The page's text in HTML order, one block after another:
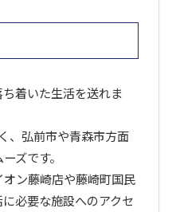
着いた生活を送れま
、弘前市や青森市方面
ズです。
ン藤崎店や藤崎町国民
必要な施設へのアクセ